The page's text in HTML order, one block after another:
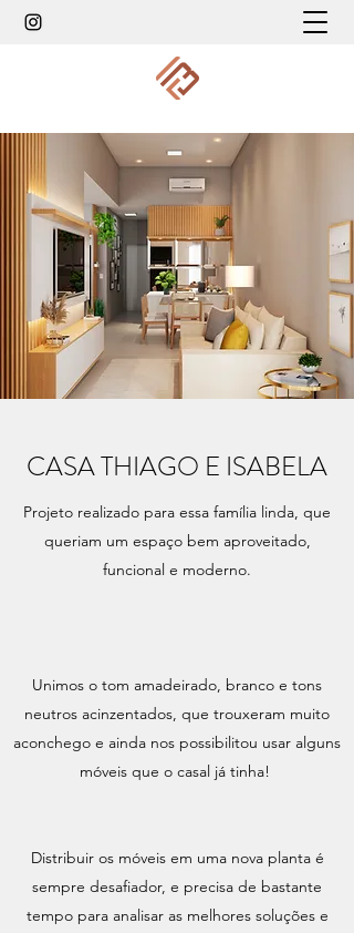
CASA THIAGO E ISABELA
Projeto realizado para essa família linda, que
queriam um espaço bem aproveitado,
funcional e moderno.
Unimos o tom amadeirado, branco e tons
neutros acinzentados, que trouxeram muito
aconchego e ainda nos possibilitou usar alguns
móveis que o casal já tinha!
Distribuir os móveis em uma nova planta é
sempre desafiador, e precisa de bastante
tempo para analisar as melhores soluções e